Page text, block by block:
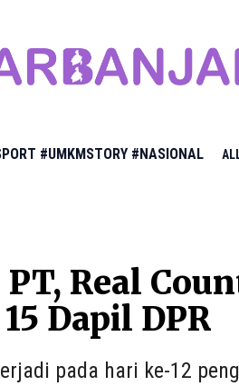
#UMKMSTORY #NASIONAL
Real
Dapil DPR
pada hari ke-12